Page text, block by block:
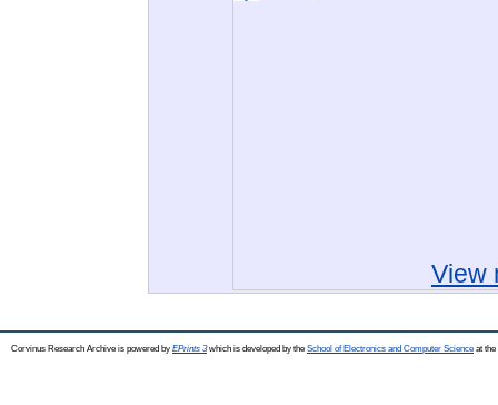
View
Corvinus Research Archive is powered by EPrints 3which is developed by the School of Electronics and Computer Science at